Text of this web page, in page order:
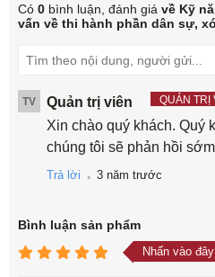
Có 0 bình luận, đánh giá về Kỹ
vấn về thi hành phần dân sự,
TV Quản trị viên QUẢN TRỊ
Xin chào quý khách. Quý
chúng tôi sẽ phản hồi sớm
Trả lời . 3 năm trước
Bình luận sản phẩm
Nhấn vào